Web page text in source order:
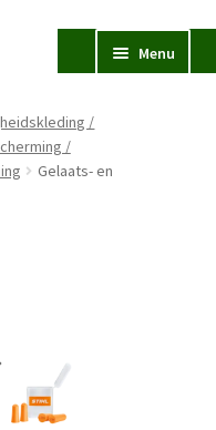
Menu
/
/
Gelaats- en